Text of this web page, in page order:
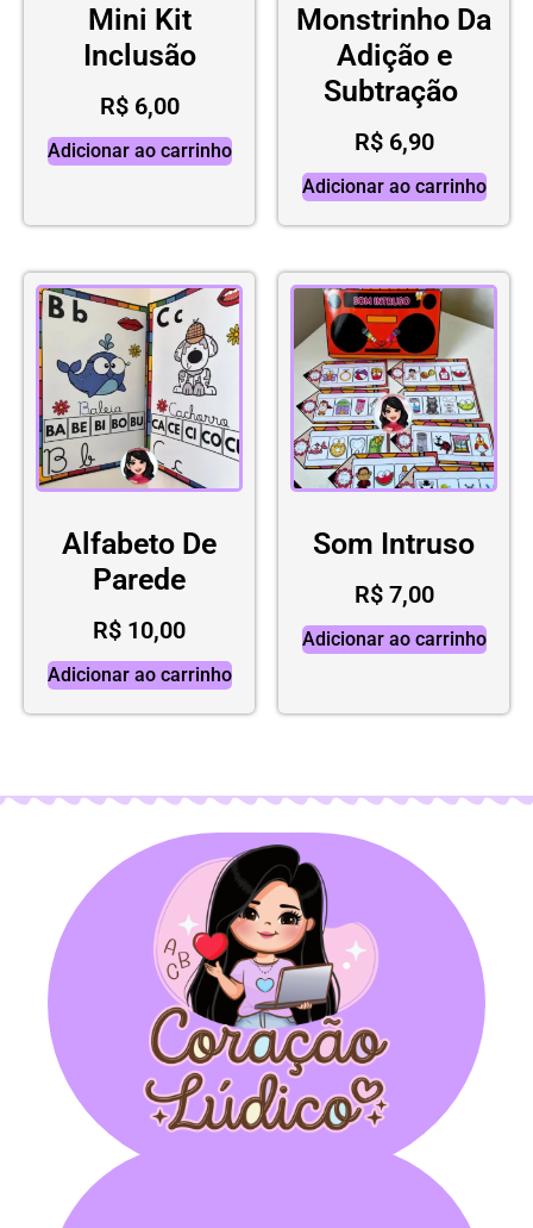
Mini Kit
Inclusão
R$6,00
Adicionar ao carrinho
Monstrinho Da
Adição e
Subtração
R$6,90
Adicionar ao carrinho
Alfabeto De
Parede
R$ 10,00
Adicionar ao carrinho
Som Intruso
R$7,00
Adicionar ao carrinho